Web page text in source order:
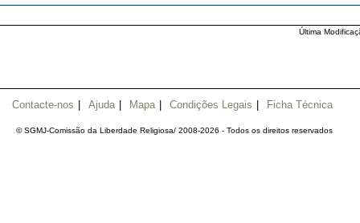
Última
Contacte-nos Ajuda Mapa Condições Legais Ficha Técnica
© SGMJ-Comissão da Liberdade Religiosa/ 2008-2026 - Todos os direitos reservados